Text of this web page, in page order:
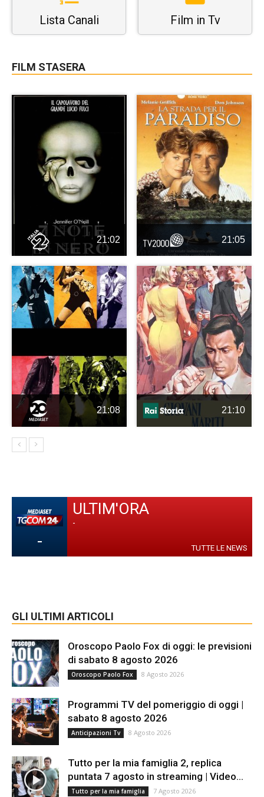
Lista Canali Film in Tv
FILM STASERA
21:02 21:05
21:08 21:10
-
ULTIM'ORA
-
TUTTE LE NEWS
GLI ULTIMI ARTICOLI
Oroscopo Paolo Fox di oggi: le previsioni
di sabato 8 agosto 2026
Oroscopo Paolo Fox 8 Agosto 2026
Programmi TV del pomeriggio di oggi |
sabato 8 agosto 2026
Anticipazioni Tv 8 Agosto 2026
Tutto per la mia famiglia 2, replica
puntata 7 agosto in streaming | Video...
Tutto per la mia famiglia 7 Agosto 2026